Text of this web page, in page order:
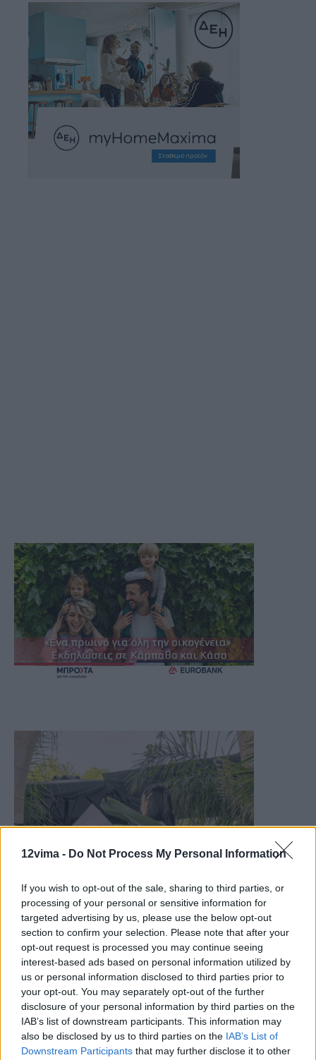
12vima - Do Not Process My Personal Information
If you wish to opt-out of the sale, sharing to third parties, or
processing of your personal or sensitive information for
targeted advertising by us, please use the below opt-out
section to confirm your selection. Please note that after your
opt-out request is processed you may continue seeing
interest-based ads based on personal information utilized by
us or personal information disclosed to third parties prior to
your opt-out. You may separately opt-out of the further
disclosure of your personal information by third parties on the
IAB’s list of downstream participants. This information may
also be disclosed by us to third parties on the IAB’s List of
Downstream Participants that may further disclose it to other